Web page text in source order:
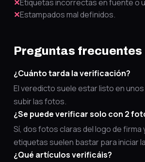
✕Etiquetas incorrectas en fuente o
✕Estampados mal definidos.
Preguntas frecuentes
¿Cuánto tarda la verificación?
El veredicto suele estar listo en
subir las fotos.
¿Se puede verificar solo con 2
Sí, dos fotos claras del logo de firma
etiquetas suelen bastar para iniciar
¿Qué artículos verificáis?